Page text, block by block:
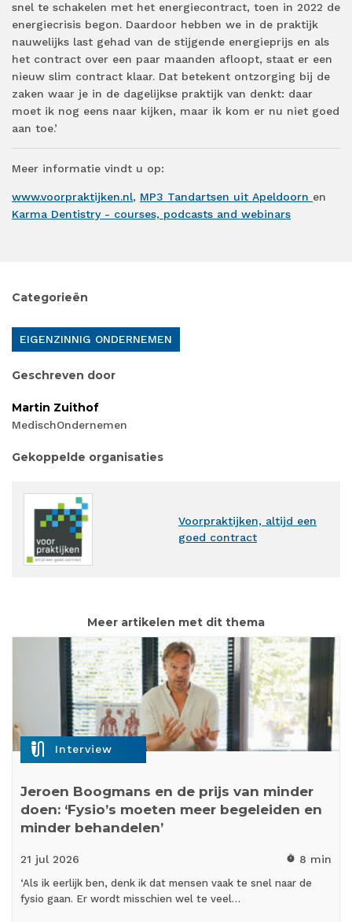
snel te schakelen met het energiecontract, toen in 2022 de
energiecrisis begon. Daardoor hebben we in de praktijk
nauwelijks last gehad van de stijgende energieprijs en als
het contract over een paar maanden afloopt, staat er een
nieuw slim contract klaar. Dat betekent ontzorging bij de
zaken waar je in de dagelijkse praktijk van denkt: daar
moet ik nog eens naar kijken, maar ik kom er nu niet goed
aan toe.’
Meer informatie vindt u op:
www.voorpraktijken.nl, MP3 Tandartsen uit Apeldoorn en
Karma Dentistry - courses, podcasts and webinars
Categorieën
EIGENZINNIG ONDERNEMEN
Geschreven door
Martin Zuithof
MedischOndernemen
Gekoppelde organisaties
Voorpraktijken, altijd een
goed contract
Meer artikelen met dit thema
mic_external_on Interview
Jeroen Boogmans en de prijs van minder
doen: ‘Fysio’s moeten meer begeleiden en
minder behandelen’
21 jul 2026 timer 8 min
‘Als ik eerlijk ben, denk ik dat mensen vaak te snel naar de
fysio gaan. Er wordt misschien wel te veel…